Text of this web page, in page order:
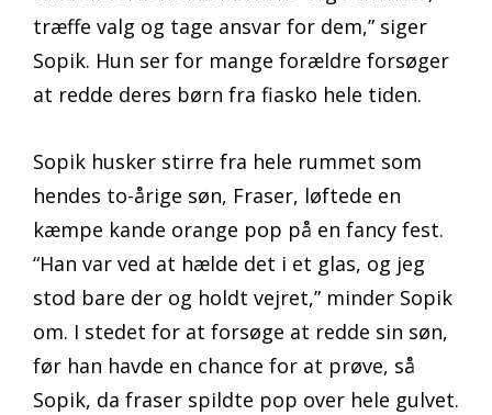
træffe valg og tage ansvar for dem,” siger
Sopik. Hun ser for mange forældre forsøger
at redde deres børn fra fiasko hele tiden.
Sopik husker stirre fra hele rummet som
hendes to-årige søn, Fraser, løftede en
kæmpe kande orange pop på en fancy fest.
“Han var ved at hælde det i et glas, og jeg
stod bare der og holdt vejret,” minder Sopik
om. I stedet for at forsøge at redde sin søn,
før han havde en chance for at prøve, så
Sopik, da fraser spildte pop over hele gulvet.